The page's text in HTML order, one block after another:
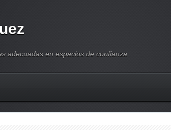
adecuadas en espacios de confianza